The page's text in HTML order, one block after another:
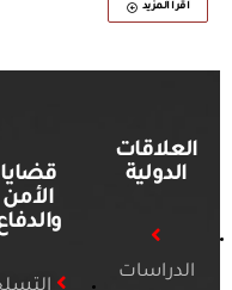
أقرأ المزيد
العلاقات
الدولية
الدراسات
قضايا
الأمن
والدفاع